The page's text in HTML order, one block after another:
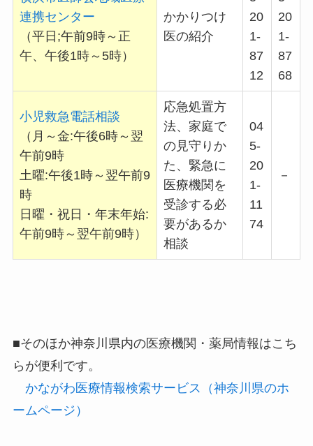
連携センター
（平日;午前9時～正
午、午後1時～5時）
かかりつけ
医の紹介
20
1-
87
12
20
1-
87
68
小児救急電話相談
（月～金:午後6時～翌
午前9時
土曜:午後1時～翌午前9
時
日曜・祝日・年末年始:
午前9時～翌午前9時）
応急処置方
法、家庭で
の見守りか
た、緊急に
医療機関を
受診する必
要があるか
相談
04
5-
20
1-
11
74
－
■そのほか神奈川県内の医療機関・薬局情報はこち
らが便利です。
かながわ医療情報検索サービス（神奈川県のホ
ームページ）